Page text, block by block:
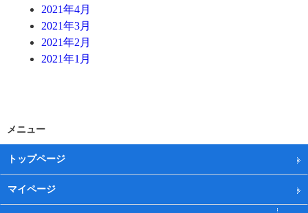
2021年4月
2021年3月
2021年2月
2021年1月
メニュー
トップページ
マイページ